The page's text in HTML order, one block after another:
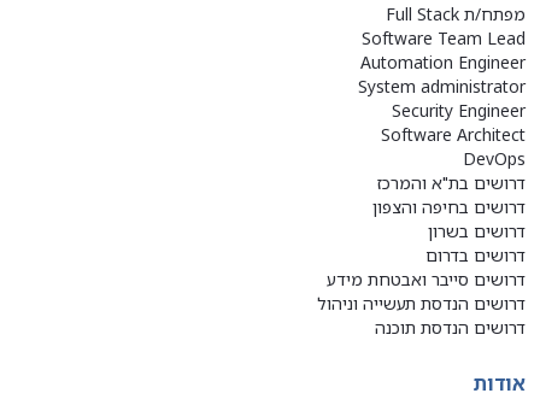
מפתח/ת Full Stack
Software Team Lead
Automation Engineer
System administrator
Security Engineer
Software Architect
DevOps
דרושים בת"א והמרכז
דרושים בחיפה והצפון
דרושים בשרון
דרושים בדרום
דרושים סייבר ואבטחת מידע
דרושים הנדסת תעשייה וניהול
דרושים הנדסת תוכנה
אודות